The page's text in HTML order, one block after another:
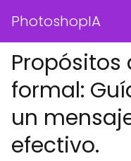
PhotoshopIA
formal:
un
efectivo.